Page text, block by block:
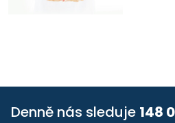
Denně nás sleduje 148